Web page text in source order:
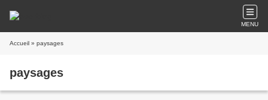
MENU
Accueil » paysages
paysages